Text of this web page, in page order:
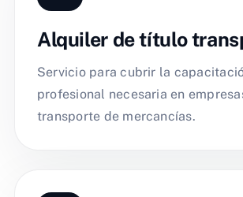
Alquiler de título
Servicio para cubrir la
profesional necesaria en
transporte de mercancías.